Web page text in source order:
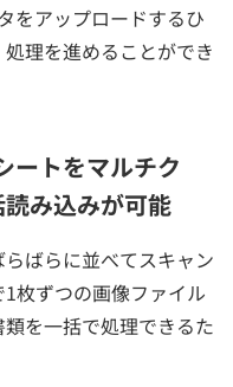
をアップロードするひ
理を進めることができ
トをマルチク
み込みが可能
ばらに並べてスキャン
枚ずつの画像ファイル
を一括で処理できるた